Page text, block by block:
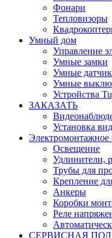
Фонари
Тепловизоры
Умный дом
Управление
Умные замки
Умные
Умные
Устройства
ЗАКАЗАТЬ
Установка
Электромонтажное
Освещение
Удлинители,
Трубы для
Крепление
Анкеры
Коробки
Реле
СЕРВИСНАЯ